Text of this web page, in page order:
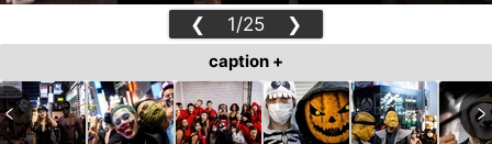
❮ 1/25 ❯
caption +